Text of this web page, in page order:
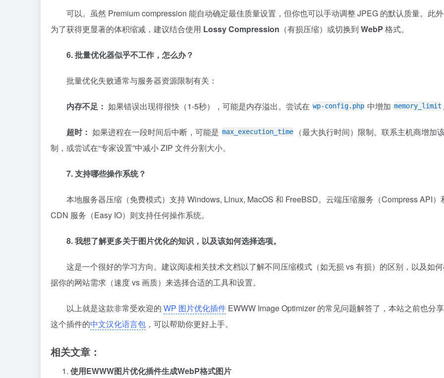
可以。虽然 Premium compression 能自动确定最佳质量设置，但你也可以手动调整 JPEG 的默认质量。此
为了获得更显著的体积缩减，建议结合使用 Lossy Compression （有损压缩）或切换到 WebP 格式。
6. 批量优化器似乎不工作，怎么办？
批量优化失败通常与服务器资源限制有关：
内存不足： 如果错误出现得很快（1-5秒），可能是内存溢出。尝试在 wp-config.php 中增加 memory_limit
超时： 如果进程在一段时间后中断，可能是 max_execution_time
（最大执行时间）限制。联系主机商增加
制，或尝试在“专家设置”中减小 ZIP 文件分割大小。
7. 支持哪些操作系统？
本地服务器压缩（免费模式）支持 Windows, Linux, MacOS 和 FreeBSD。云端压缩服务（Compress API）
CDN 服务（Easy IO）则支持任何操作系统。
8. 我想了解更多关于图片优化的知识，以及该如何选择选项。
这是一个很好的学习方向。建议阅读相关技术文档以了解不同压缩模式（如无损 vs 有损）的区别，以及如
据你的网站需求（速度 vs 画质）来选择合适的工具和设置。
以上就是这款非常受欢迎的 WP 图片优化插件 EWWW Image Optimizer 的常见问题解答了，本站之前也分
这个插件的中文汉化语言包 ，可以帮助你更好上手。
相关文章：
使用EWWW图片优化插件生成WebP格式图片